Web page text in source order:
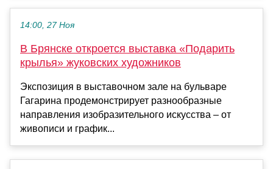
14:00, 27 Ноя
В Брянске откроется выставка «Подарить
крылья» жуковских художников
Экспозиция в выставочном зале на бульваре
Гагарина продемонстрирует разнообразные
направления изобразительного искусства – от
живописи и график...